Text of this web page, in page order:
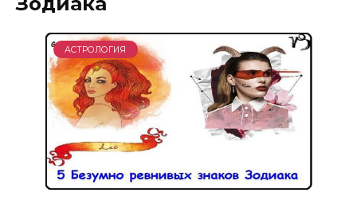
АСТРОЛОГИЯ